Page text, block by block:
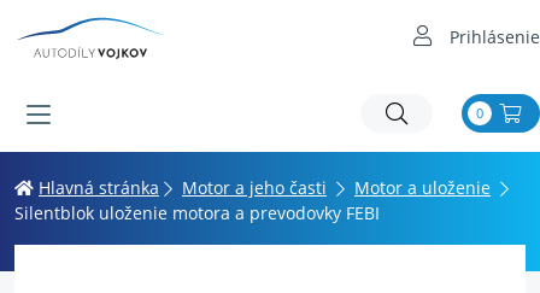
Prihlásenie
0
Hlavná stránka Motor a jeho časti
Motor a uloženie
Silentblok uloženie motora a prevodovky FEBI